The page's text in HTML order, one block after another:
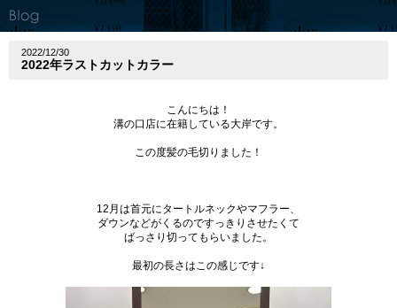
2022/12/30
2022年ラストカットカラー
こんにちは！
溝の口店に在籍している大岸です。
この度髪の毛切りました！
12 月は首元にタートルネックやマフラー、
ダウンなどがくるのですっきりさせたくて
ばっさり切ってもらいました。
最初の長さはこの感じです↓